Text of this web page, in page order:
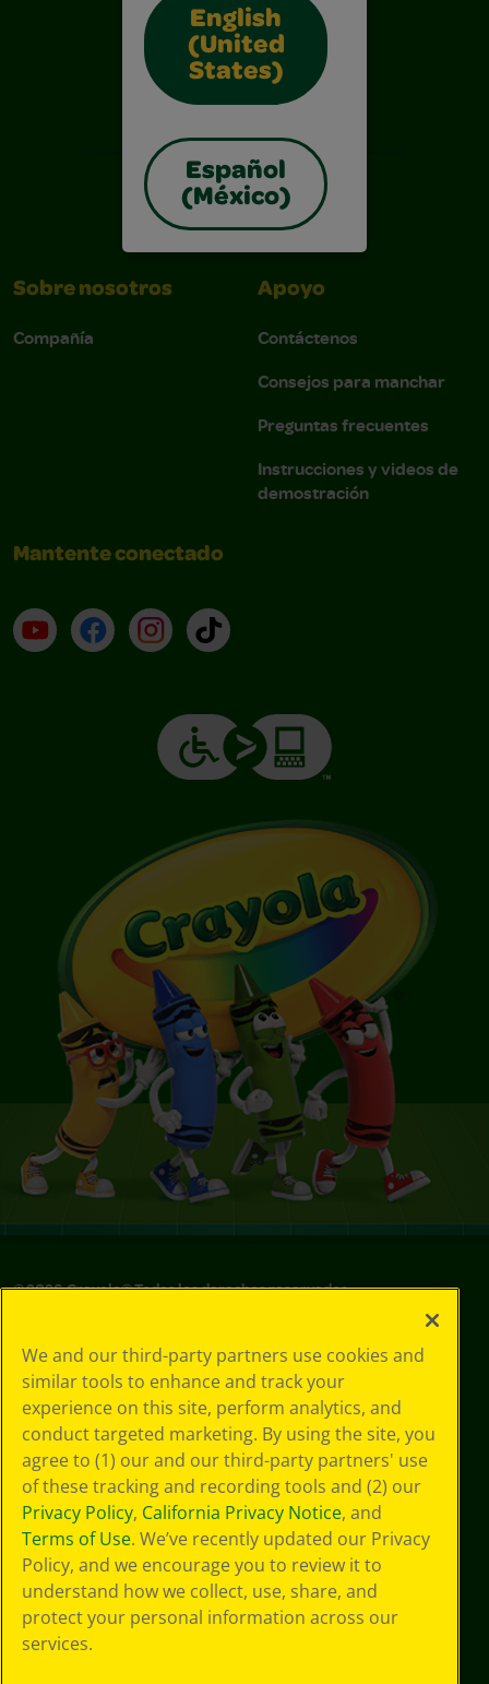
English
(United
States)
Español
(México)
Sobre nosotros
Compañía
Apoyo
Contáctenos
Consejos para manchar
Preguntas frecuentes
Instrucciones y videos de
demostración
Mantente conectado
YouTube (en inglés)
Facebook (en inglés)
Instagram (en inglés)
TikTok
©2026Crayola® Todos los derechos reservados.
de privacidad
Política de
privacidad
Términos de SMS
GDPR
Aviso de
privacidad de CA
Cookie
Preferences
Condiciones de
uso
Accesibilidad web
Mapa del sitio
We and our third-party partners use cookies and
similar tools to enhance and track your
experience on this site, perform analytics, and
conduct targeted marketing. By using the site, you
agree to (1) our and our third-party partners' use
of these tracking and recording tools and (2) our
Privacy Policy, California Privacy Notice, and
Terms of Use. We’ve recently updated our Privacy
Policy, and we encourage you to review it to
understand how we collect, use, share, and
protect your personal information across our
services.